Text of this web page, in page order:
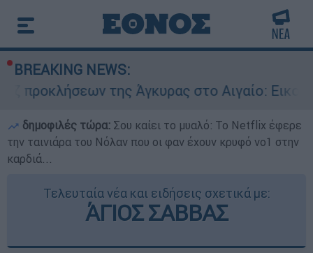
BREAKING NEWS:
της Άγκυρας στο Αιγαίο: Εικονική
δημοφιλές τώρα: Σου καίει το μυαλό: Το Netflix έφερε
την ταινιάρα του Νόλαν που οι φαν έχουν κρυφό νο1 στην
καρδιά...
Τελευταία νέα και ειδήσεις σχετικά με:
ΆΓΙΟΣ ΣΑΒΒΑΣ